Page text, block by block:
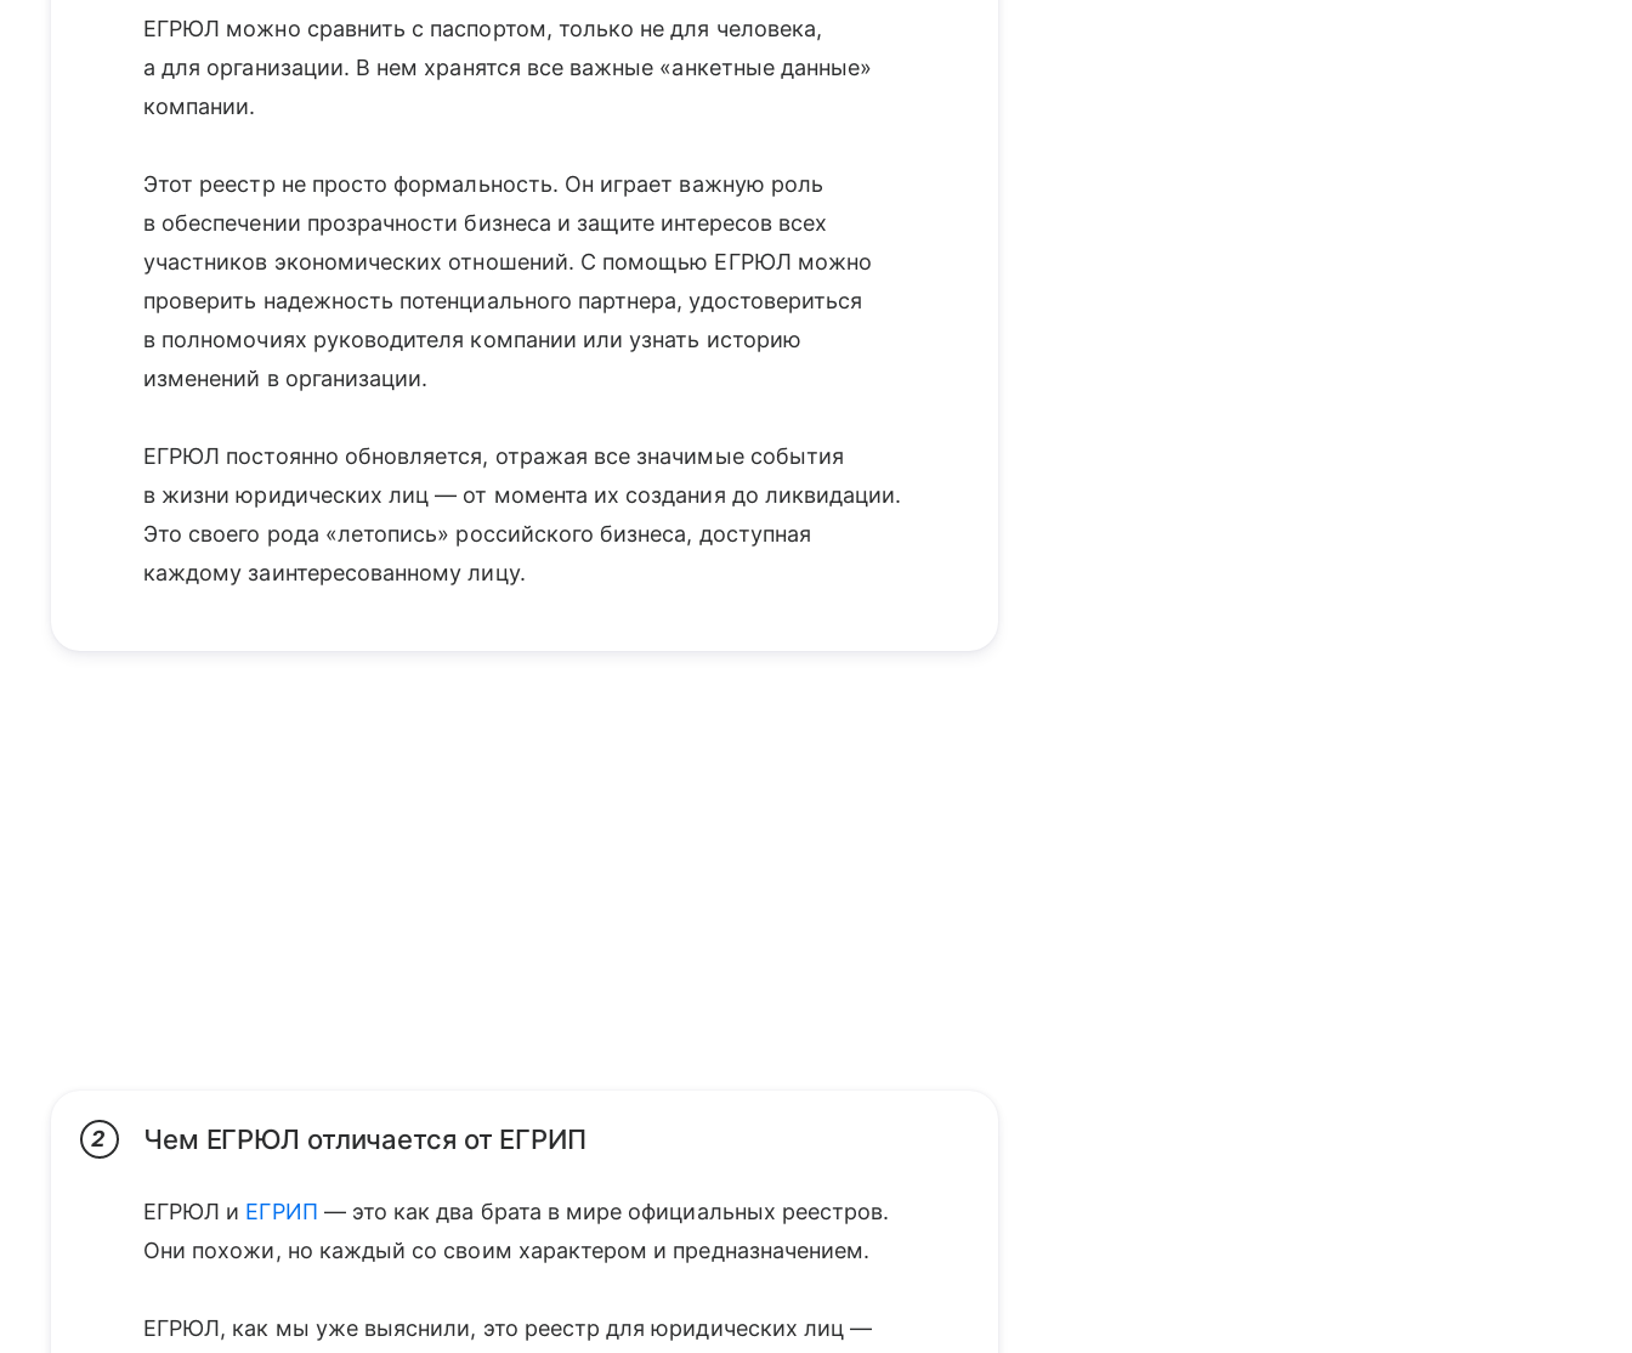
ЕГРЮЛ можно сравнить с паспортом, только не для человека,
а для организации. В нем хранятся все важные «анкетные данные»
компании.
Этот реестр не просто формальность. Он играет важную роль
в обеспечении прозрачности бизнеса и защите интересов всех
участников экономических отношений. С помощью ЕГРЮЛ можно
проверить надежность потенциального партнера, удостовериться
в полномочиях руководителя компании или узнать историю
изменений в организации.
ЕГРЮЛ постоянно обновляется, отражая все значимые события
в жизни юридических лиц — от момента их создания до ликвидации.
Это своего рода «летопись» российского бизнеса, доступная
каждому заинтересованному лицу.
2 Чем ЕГРЮЛ отличается от ЕГРИП
ЕГРЮЛ и ЕГРИП — это как два брата в мире официальных реестров.
Они похожи, но каждый со своим характером и предназначением.
ЕГРЮЛ, как мы уже выяснили, это реестр для юридических лиц —